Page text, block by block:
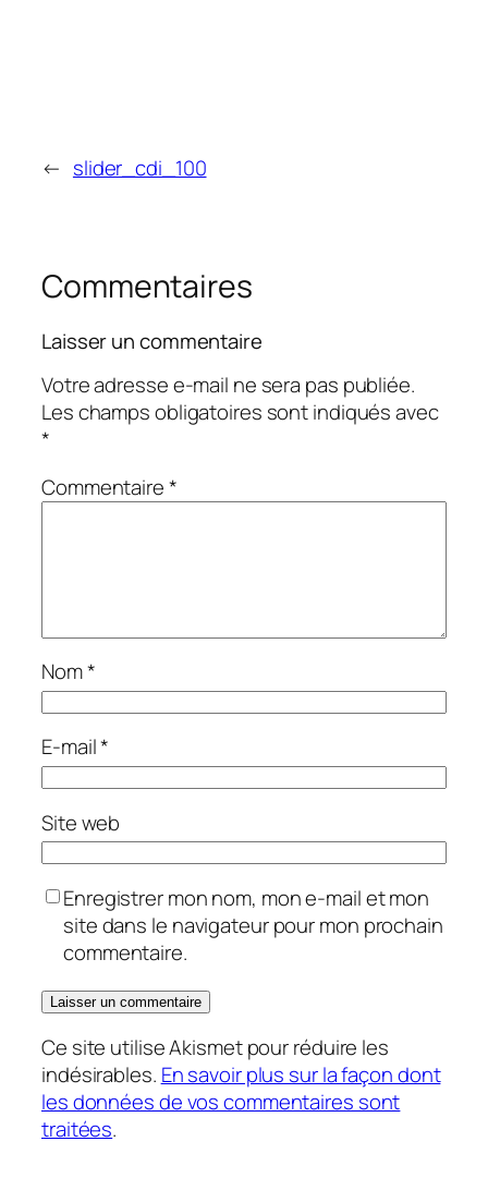
← slider_cdi_100
Commentaires
Laisser un commentaire
Votre adresse e-mail ne sera pas publiée.
Les champs obligatoires sont indiqués avec
*
Commentaire*
Nom*
E-mail*
Site web
Enregistrer mon nom, mon e-mail et mon
site dans le navigateur pour mon prochain
commentaire.
Ce site utilise Akismet pour réduire les
indésirables. En savoir plus sur la façon dont
les données de vos commentaires sont
traitées.